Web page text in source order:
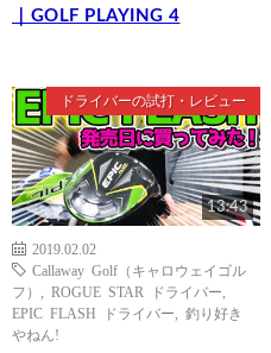
｜GOLF PLAYING 4
ドライバーの試打・レビュー
13:43
2019.02.02
Callaway Golf（キャロウェイゴル
フ）
ROGUE STAR ドライバー
EPIC FLASH ドライバー
釣り好き
やねん!